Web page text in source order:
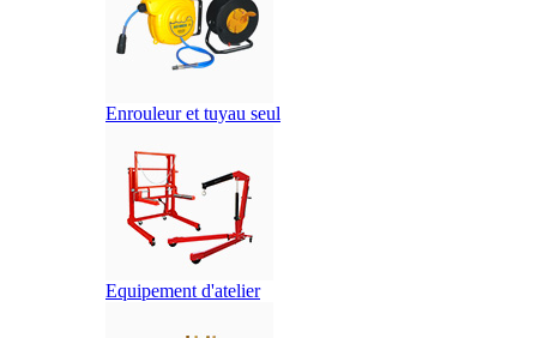
Enrouleur et tuyau seul
Equipement d'atelier